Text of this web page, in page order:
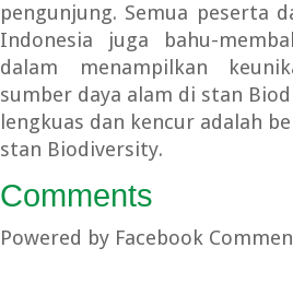
pengunjung. Semua peserta
Indonesia juga bahu-
dalam menampilkan
sumber daya alam di stan
lengkuas dan kencur adalah
stan Biodiversity.
Comments
Powered by Facebook